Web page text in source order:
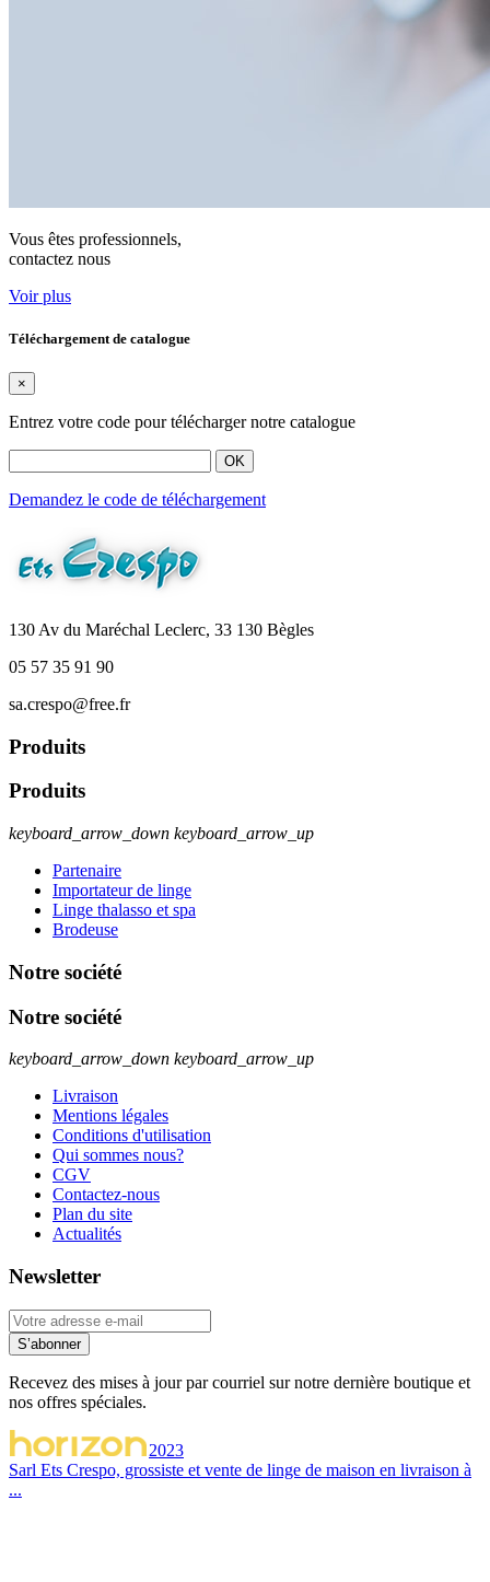
Vous êtes professionnels,
contactez nous
Voir plus
Téléchargement de catalogue
×
Entrez votre code pour télécharger notre catalogue
OK
Demandez le code de téléchargement
130 Av du Maréchal Leclerc, 33 130 Bègles
05 57 35 91 90
sa.crespo@free.fr
Produits
Produits
keyboard_arrow_down keyboard_arrow_up
Partenaire
Importateur de linge
Linge thalasso et spa
Brodeuse
Notre société
Notre société
keyboard_arrow_down keyboard_arrow_up
Livraison
Mentions légales
Conditions d'utilisation
Qui sommes nous?
CGV
Contactez-nous
Plan du site
Actualités
Newsletter
S’abonner
Recevez des mises à jour par courriel sur notre dernière boutique et
nos offres spéciales.
2023
Sarl Ets Crespo, grossiste et vente de linge de maison en livraison à
...